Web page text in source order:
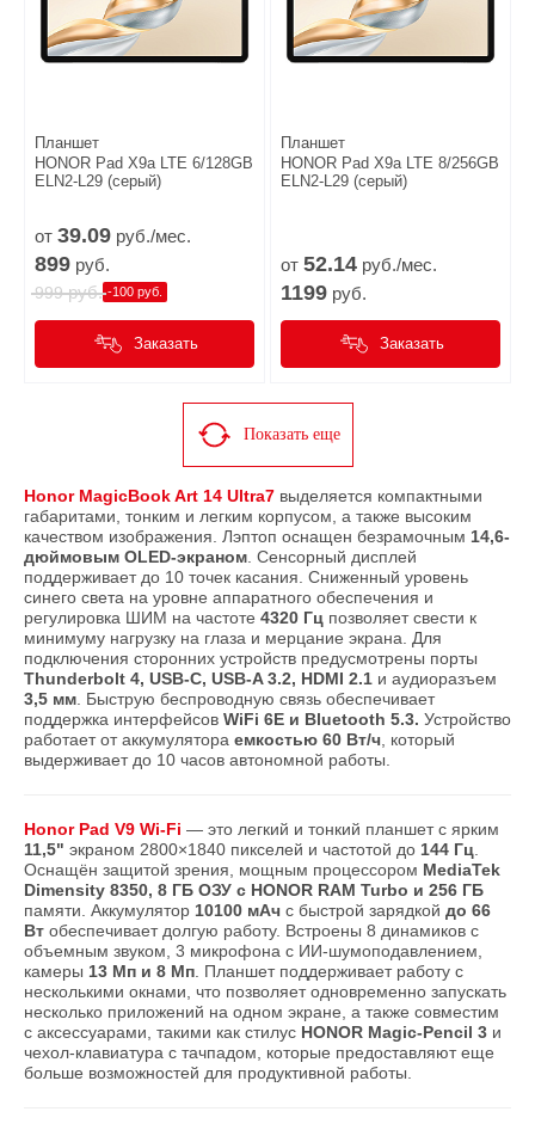
Планшет
HONOR Pad X9a LTE 6/128GB
ELN2-L29 (серый)
от 39.09 руб./мес.
899 руб.
999руб. -100 руб.
Заказать
Планшет
HONOR Pad X9a LTE 8/256GB
ELN2-L29 (серый)
от 52.14 руб./мес.
1199 руб.
Заказать
Показать еще
Honor MagicBook Art 14 Ultra7 выделяется компактными
габаритами, тонким и легким корпусом, а также высоким
качеством изображения. Лэптоп оснащен безрамочным 14,6-
дюймовым OLED-экраном . Сенсорный дисплей
поддерживает до 10 точек касания. Сниженный уровень
синего света на уровне аппаратного обеспечения и
регулировка ШИМ на частоте 4320 Гц позволяет свести к
минимуму нагрузку на глаза и мерцание экрана. Для
подключения сторонних устройств предусмотрены порты
Thunderbolt 4, USB-C, USB-A 3.2, HDMI 2.1 и аудиоразъем
3,5 мм . Быструю беспроводную связь обеспечивает
поддержка интерфейсов WiFi 6Е и Bluetooth 5.3. Устройство
работает от аккумулятора емкостью 60 Вт/ч , который
выдерживает до 10 часов автономной работы.
Honor Pad V9 Wi-Fi — это легкий и тонкий планшет с ярким
11,5" экраном 2800×1840 пикселей и частотой до 144 Гц
Оснащён защитой зрения, мощным процессором MediaTek
Dimensity 8350, 8 ГБ ОЗУ с HONOR RAM Turbo и 256 ГБ
памяти. Аккумулятор 10100 мАч с быстрой зарядкой до 66
Вт обеспечивает долгую работу. Встроены 8 динамиков с
объемным звуком, 3 микрофона с ИИ-шумоподавлением,
камеры 13 Мп и 8 Мп . Планшет поддерживает работу с
несколькими окнами, что позволяет одновременно запускать
несколько приложений на одном экране, а также совместим
с аксессуарами, такими как стилус HONOR Magic-Pencil 3 и
чехол-клавиатура с тачпадом, которые предоставляют еще
больше возможностей для продуктивной работы.